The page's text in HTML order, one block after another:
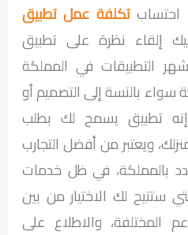
احتساب تكلفة عمل تطبيق
إلقاء نظرة على تطبيق
التطبيقات في المملكة
بالنسة إلى التصميم أو
إنه تطبيق يسمح لك بطلب
ويعتبر من أفضل التجارب
بالمملكة، في ظل خدمات
ستتيح لك الاختيار من بين
المختلفة، والاطلاع على